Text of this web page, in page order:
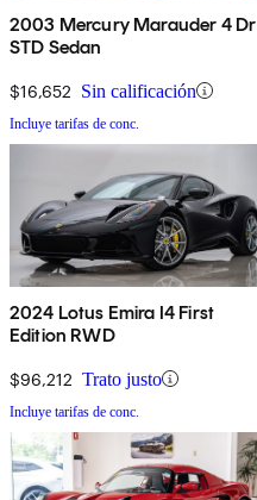
2003 Mercury Marauder 4 Dr
STD Sedan
$16,652 Sin calificación
Incluye tarifas de conc.
2024 Lotus Emira I4 First
Edition RWD
$96,212 Trato justo
Incluye tarifas de conc.